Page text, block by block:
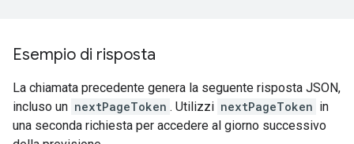
Esempio di risposta
La chiamata precedente genera la seguente risposta JSON,
incluso un nextPageToken . Utilizzi nextPageToken in
una seconda richiesta per accedere al giorno successivo